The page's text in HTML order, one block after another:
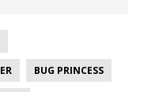
BUG PRINCESS